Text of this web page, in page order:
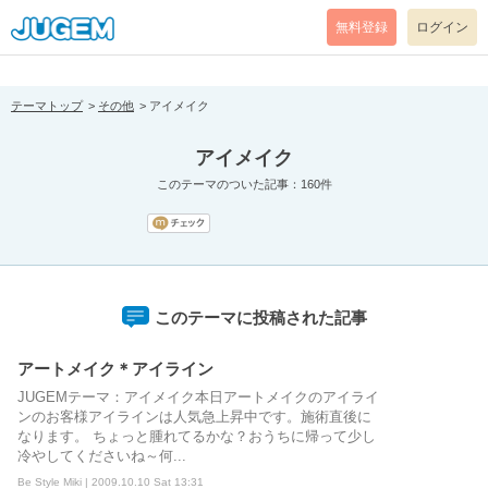
[pear_error: message="Success" code=0 mode=return level=notice
prefix="" info=""]
無料登録 ログイン
テーマトップ その他 アイメイク
アイメイク
このテーマのついた記事：160件
このテーマに投稿された記事
アートメイク＊アイライン
JUGEMテーマ：アイメイク本日アートメイクのアイライ
ンのお客様アイラインは人気急上昇中です。施術直後に
なります。 ちょっと腫れてるかな？おうちに帰って少し
冷やしてくださいね～何...
Be Style Miki | 2009.10.10 Sat 13:31